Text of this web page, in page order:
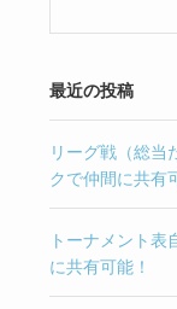
最近の投稿
リーグ戦（総
クで仲間に共有
トーナメント
に共有可能！